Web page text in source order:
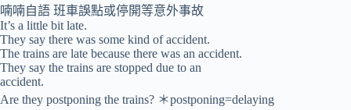
喃喃自語 班車誤點或停開等意外事故
It’s a little bit late.
They say there was some kind of accident.
The trains are late because there was an accident.
They say the trains are stopped due to an
accident.
Are they postponing the trains? ＊postponing=delaying